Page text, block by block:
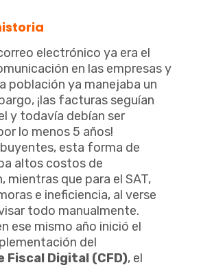
electrónico ya era el
en las empresas y
población ya manejaba un
¡las facturas seguían
y todavía debían ser
lo menos 5 años!
esta forma de
altos costos de
mientras que para el SAT,
e ineficiencia, al verse
todo manualmente.
ese mismo año inició el
del
Fiscal Digital (CFD), el